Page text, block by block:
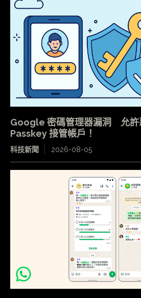
Google 密碼管理器漏洞 允許
Passkey 接管帳戶！
科技新聞 2026-08-05